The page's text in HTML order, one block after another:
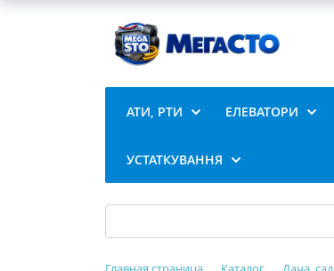
АТИ, РТИ ЕЛЕВАТОРИ
УСТАТКУВАННЯ